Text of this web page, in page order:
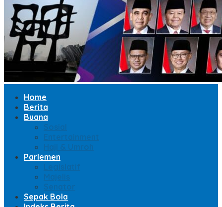
Home
Berita
Buana
Sosial
Entertainment
Haji & Umroh
Parlemen
Legislatif
Majelis
Senator
Sepak Bola